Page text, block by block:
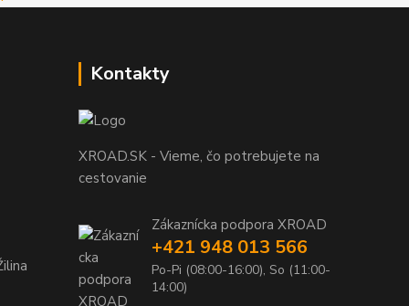
Kontakty
XROAD.SK - Vieme, čo potrebujete na
cestovanie
Zákaznícka podpora XROAD
+421 948 013 566
Po-Pi (08:00-16:00), So (11:00-
14:00)